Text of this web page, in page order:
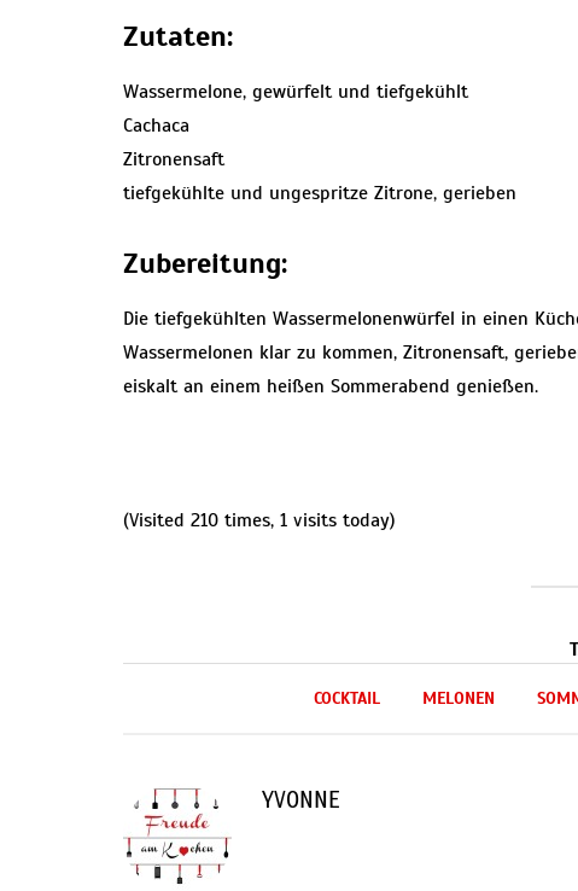
Zutaten:
Wassermelone, gewürfelt und tiefgekühlt
Cachaca
Zitronensaft
tiefgekühlte und ungespritze Zitrone, gerieben
Zubereitung:
Die tiefgekühlten Wassermelonenwürfel in einen
Wassermelonen klar zu kommen, Zitronensaft,
eiskalt an einem heißen Sommerabend genießen.
(Visited 210 times, 1 visits today)
COCKTAIL MELONEN
YVONNE